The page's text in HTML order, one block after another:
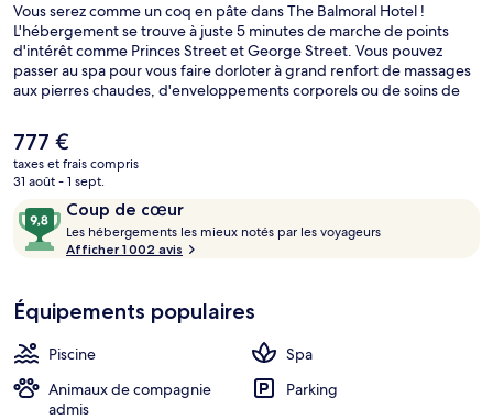
Vous serez comme un coq en pâte dans The Balmoral Hotel !
L'hébergement se trouve à juste 5 minutes de marche de points
d'intérêt comme Princes Street et George Street. Vous pouvez
passer au spa pour vous faire dorloter à grand renfort de massages
aux pierres chaudes, d'enveloppements corporels ou de soins de
Number One, un des 3 restaurants, sert le dîner. Cet hôtel de luxe
abrite en outre 2 bars/lounges, une piscine couverte et une salle de
fitness. Le personnel attentionné et l'élégant bar remportent un
franc succès auprès des autres voyageurs. L'hébergement se situe à
une très courte distance à pied des transports publics : Station de
tramway St Andrew Square se trouve à 3 min et Arrêt de tram
Princes Street, à 7 min.
Le
prix
actuel
de
777 €.
777 €
taxes et frais compris
31 août - 1 sept.
Avis
voyageurs
Coup de cœur
9,8
sur
10,
cœur
Les hébergements les mieux notés par les voyageurs
Afficher 1 002 avis
Équipements populaires
Piscine
Spa
Animaux de compagnie
admis
Parking